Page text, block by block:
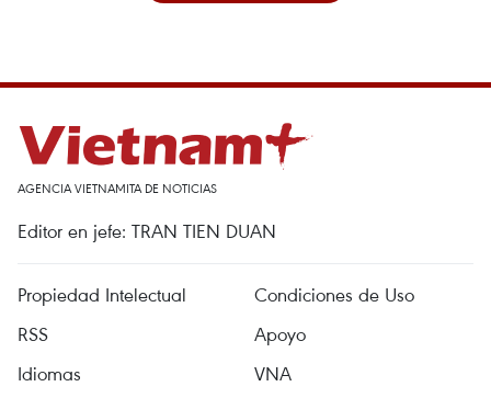
AGENCIA VIETNAMITA DE NOTICIAS
Editor en jefe: TRAN TIEN DUAN
Propiedad Intelectual
Condiciones de Uso
RSS
Apoyo
Idiomas
VNA